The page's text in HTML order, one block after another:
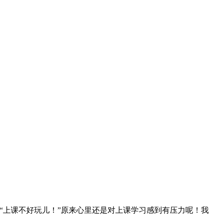
课不好玩儿！”原来心里还是对上课学习感到有压力呢！我